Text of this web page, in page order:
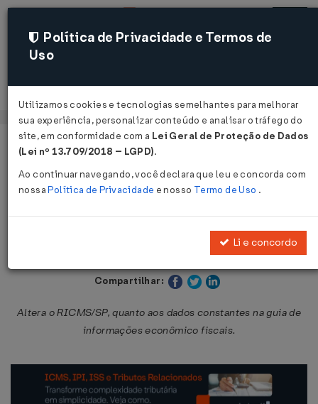
Acessar
Página Inicial Legislações
Decreto Nº 68191 DE 14/12/2023
Publicado no DOE - SP em 15 dez 2023
Compartilhar:
Altera o RICMS/SP, quanto aos dados constantes na guia de
informações econômico fiscais.
Política de Privacidade e Termos de
Uso
Utilizamos cookies e tecnologias semelhantes para melhorar
sua experiência, personalizar conteúdo e analisar o tráfego do
site, em conformidade com a Lei Geral de Proteção de Dados
(Lei nº 13.709/2018 – LGPD).
Ao continuar navegando, você declara que leu e concorda com
nossaPolítica de Privacidade e nosso Termo de Uso .
Li e concordo